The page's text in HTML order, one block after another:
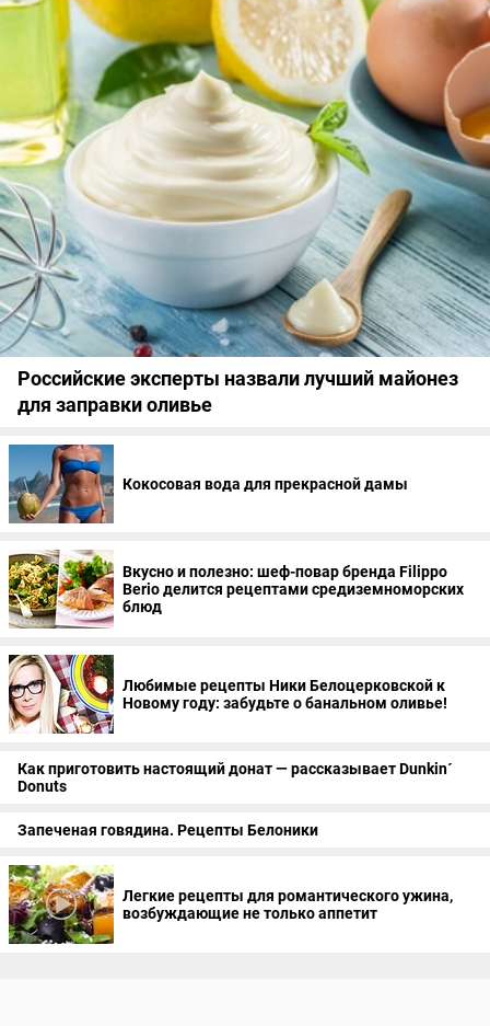
Российские эксперты назвали лучший майонез
для заправки оливье
Кокосовая вода для прекрасной дамы
Вкусно и полезно: шеф-повар бренда Filippo
Berio делится рецептами средиземноморских
блюд
Любимые рецепты Ники Белоцерковской к
Новому году: забудьте о банальном оливье!
Как приготовить настоящий донат — рассказывает Dunkin´
Donuts
Запеченая говядина. Рецепты Белоники
Легкие рецепты для романтического ужина,
возбуждающие не только аппетит